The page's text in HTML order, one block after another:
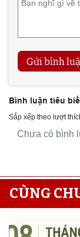
Gửi bình
Bình luận tiêu
Sắp xếp theo lượt
Chưa có bình
CÙNG